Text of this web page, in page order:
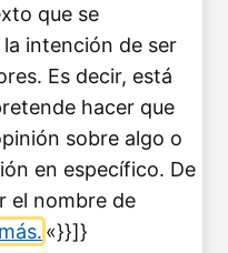
que se
intención de ser
Es decir, está
hacer que
sobre algo o
en específico. De
el nombre de
«}}]}